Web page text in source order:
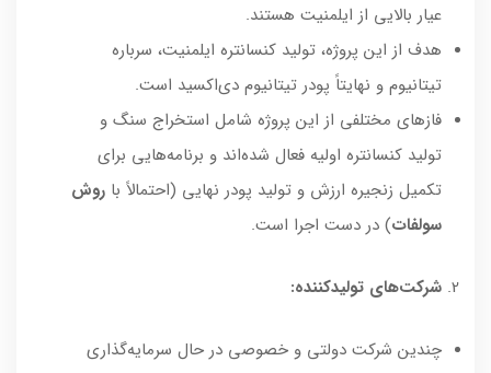
عیار بالایی از ایلمنیت هستند.
هدف از این پروژه، تولید کنسانتره ایلمنیت، سرباره
تیتانیوم و نهایتاً پودر تیتانیوم دی‌اکسید است.
فازهای مختلفی از این پروژه شامل استخراج سنگ و
تولید کنسانتره اولیه فعال شده‌اند و برنامه‌هایی برای
تکمیل زنجیره ارزش و تولید پودر نهایی (احتمالاً با روش
سولفات) در دست اجرا است.
شرکت‌های تولیدکننده:
چندین شرکت دولتی و خصوصی در حال سرمایه‌گذاری